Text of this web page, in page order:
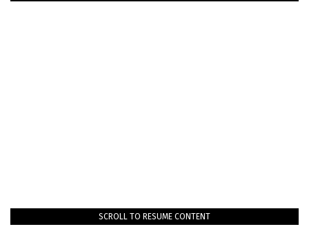
SCROLL TO RESUME CONTENT